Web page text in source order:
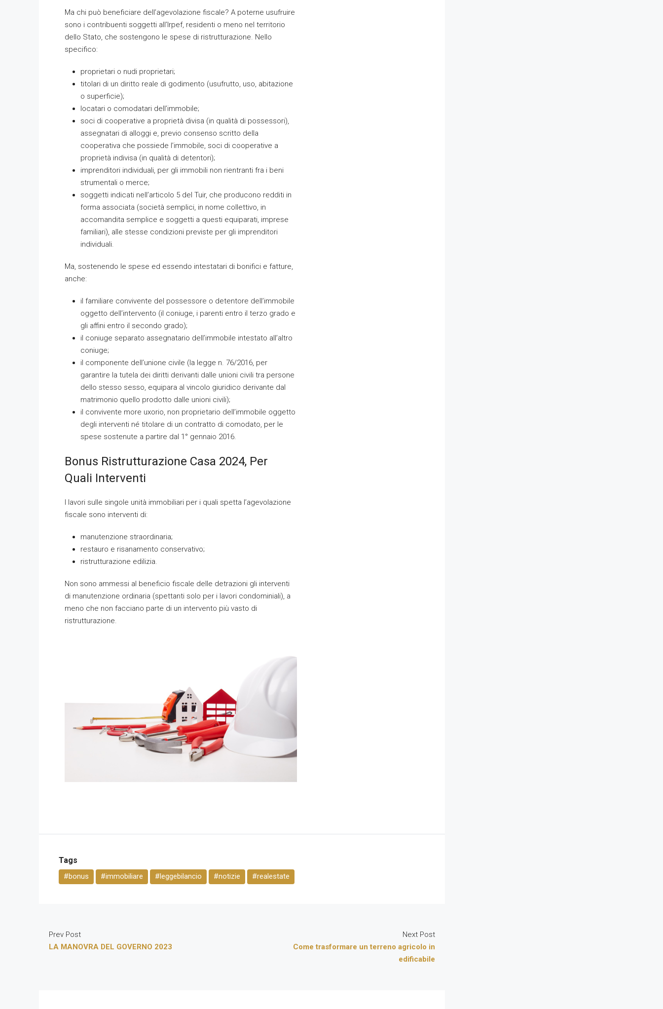
Ma chi può beneficiare dell’agevolazione fiscale? A poterne usufruire
sono i contribuenti soggetti all’Irpef, residenti o meno nel territorio
dello Stato, che sostengono le spese di ristrutturazione. Nello
specifico:
proprietari o nudi proprietari;
titolari di un diritto reale di godimento (usufrutto, uso, abitazione
o superficie);
locatari o comodatari dell’immobile;
soci di cooperative a proprietà divisa (in qualità di possessori),
assegnatari di alloggi e, previo consenso scritto della
cooperativa che possiede l’immobile, soci di cooperative a
proprietà indivisa (in qualità di detentori);
imprenditori individuali, per gli immobili non rientranti fra i beni
strumentali o merce;
soggetti indicati nell’articolo 5 del Tuir, che producono redditi in
forma associata (società semplici, in nome collettivo, in
accomandita semplice e soggetti a questi equiparati, imprese
familiari), alle stesse condizioni previste per gli imprenditori
individuali.
Ma, sostenendo le spese ed essendo intestatari di bonifici e fatture,
anche:
il familiare convivente del possessore o detentore dell’immobile
oggetto dell’intervento (il coniuge, i parenti entro il terzo grado e
gli affini entro il secondo grado);
il coniuge separato assegnatario dell’immobile intestato all’altro
coniuge;
il componente dell’unione civile (la legge n. 76/2016, per
garantire la tutela dei diritti derivanti dalle unioni civili tra persone
dello stesso sesso, equipara al vincolo giuridico derivante dal
matrimonio quello prodotto dalle unioni civili);
il convivente more uxorio, non proprietario dell’immobile oggetto
degli interventi né titolare di un contratto di comodato, per le
spese sostenute a partire dal 1° gennaio 2016.
Bonus Ristrutturazione Casa 2024, Per
Quali Interventi
I lavori sulle singole unità immobiliari per i quali spetta l’agevolazione
fiscale sono interventi di:
manutenzione straordinaria;
restauro e risanamento conservativo;
ristrutturazione edilizia.
Non sono ammessi al beneficio fiscale delle detrazioni gli interventi
di manutenzione ordinaria (spettanti solo per i lavori condominiali), a
meno che non facciano parte di un intervento più vasto di
ristrutturazione.
Tags
#bonus #immobiliare #leggebilancio #notizie #realestate
Prev Post
LA MANOVRA DEL GOVERNO 2023
Next Post
Come trasformare un terreno agricolo in
edificabile